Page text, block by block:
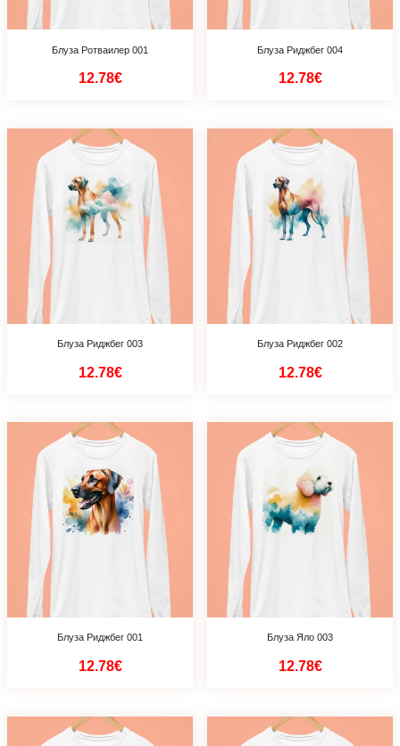
Блуза Ротваилер 001
12.78€
Блуза Риджбег 004
12.78€
Блуза Риджбег 003
12.78€
Блуза Риджбег 002
12.78€
Блуза Риджбег 001
12.78€
Блуза Яло 003
12.78€